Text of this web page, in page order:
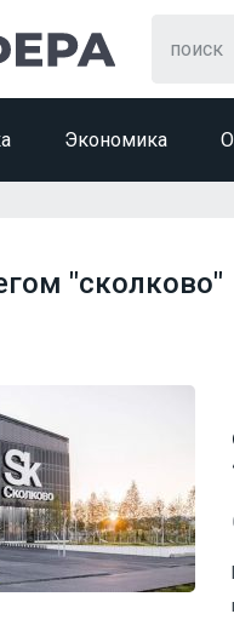
Экономика
"сколково"